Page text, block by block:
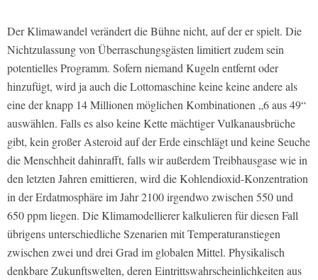
Der Klimawandel verändert die Bühne nicht, auf der er spielt. Die
Nichtzulassung von Überraschungsgästen limitiert zudem sein
potentielles Programm. Sofern niemand Kugeln entfernt oder
hinzufügt, wird ja auch die Lottomaschine keine keine andere als
eine der knapp 14 Millionen möglichen Kombinationen „6 aus 49“
auswählen. Falls es also keine Kette mächtiger Vulkanausbrüche
gibt, kein großer Asteroid auf der Erde einschlägt und keine Seuche
die Menschheit dahinrafft, falls wir außerdem Treibhausgase wie in
den letzten Jahren emittieren, wird die Kohlendioxid-Konzentration
in der Erdatmosphäre im Jahr 2100 irgendwo zwischen 550 und
650 ppm liegen. Die Klimamodellierer kalkulieren für diesen Fall
übrigens unterschiedliche Szenarien mit Temperaturanstiegen
zwischen zwei und drei Grad im globalen Mittel. Physikalisch
denkbare Zukunftswelten, deren Eintrittswahrscheinlichkeiten aus